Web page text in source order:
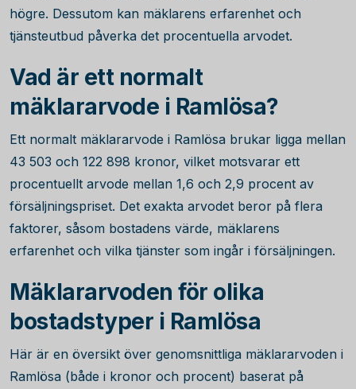
högre. Dessutom kan mäklarens erfarenhet och
tjänsteutbud påverka det procentuella arvodet.
Vad är ett normalt
mäklararvode i Ramlösa?
Ett normalt mäklararvode i Ramlösa brukar ligga mellan
43 503 och 122 898 kronor, vilket motsvarar ett
procentuellt arvode mellan 1,6 och 2,9 procent av
försäljningspriset. Det exakta arvodet beror på flera
faktorer, såsom bostadens värde, mäklarens
erfarenhet och vilka tjänster som ingår i försäljningen.
Mäklararvoden för olika
bostadstyper i Ramlösa
Här är en översikt över genomsnittliga mäklararvoden i
Ramlösa (både i kronor och procent) baserat på